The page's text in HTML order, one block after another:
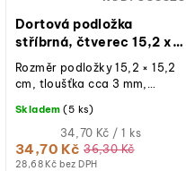
Dortová podložka
stříbrná, čtverec 15,2 x
15,2 cm, výška 3 mm
28,68 Kč bez DPH
34,70 Kč 36,30 Kč
Měrná
cena:
34,70 Kč / 1 ks
Skladem (5 ks)
Rozměr podložky 15,2 × 15,2
cm, tloušťka cca 3 mm,